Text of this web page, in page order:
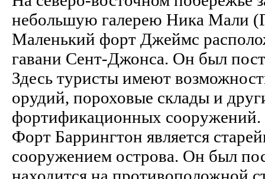
небольшую галерею Ника Мали
Маленький форт Джеймс
гавани Cент-Джонса. Он был
Здесь туристы имеют
орудий, пороховые склады и
фортификационных сооружений.
Форт Баррингтон является
сооружением острова. Он был